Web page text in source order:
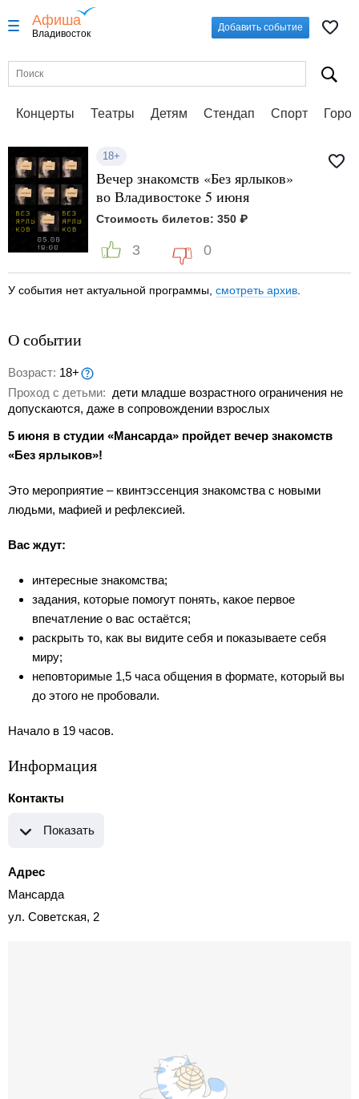
Афиша
Владивосток
Добавить событие
Концерты Театры Детям Стендап Спорт
18+
Вечер знакомств «Без ярлыков»
во Владивостоке 5 июня
Стоимость билетов: 350 ₽
3 0
У события нет актуальной программы, смотреть архив
О событии
Возраст: 18+
Проход с детьми: дети младше возрастного ограничения не
допускаются, даже в сопровождении взрослых
️5 июня в студии «Мансарда» пройдет вечер знакомств
«Без ярлыков»!
Это мероприятие – квинтэссенция знакомства с новыми
людьми, мафией и рефлексией.
Вас ждут:
интересные знакомства;
задания, которые помогут понять, какое первое
впечатление о вас остаётся;
раскрыть то, как вы видите себя и показываете себя
миру;
неповторимые 1,5 часа общения в формате, который вы
до этого не пробовали.
Начало в 19 часов.
Информация
Контакты
Показать
Адрес
Мансарда
ул. Советская, 2